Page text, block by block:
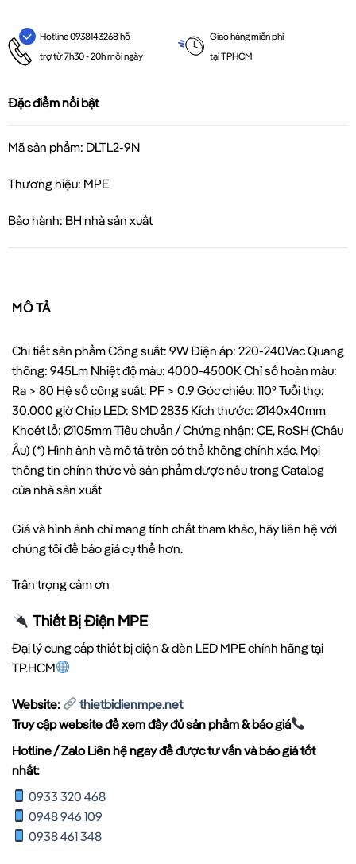
Hotline 0938143268 hỗ
trợ từ 7h30 - 20h mỗi ngày
Giao hàng miễn phí
tại TPHCM
Đặc điểm nổi bật
Mã sản phẩm: DLTL2-9N
Thương hiệu: MPE
Bảo hành: BH nhà sản xuất
MÔ TẢ
Chi tiết sản phẩm Công suất: 9W Điện áp: 220-240Vac Quang
thông: 945Lm Nhiệt độ màu: 4000-4500K Chỉ số hoàn màu:
Ra > 80 Hệ số công suất: PF > 0.9 Góc chiếu: 110⁰ Tuổi thọ:
30.000 giờ Chip LED: SMD 2835 Kích thước: Ø140x40mm
Khoét lổ: Ø105mm Tiêu chuẩn / Chứng nhận: CE, RoSH (Châu
Âu) (*) Hình ảnh và mô tả trên có thể không chính xác. Mọi
thông tin chính thức về sản phẩm được nêu trong Catalog
của nhà sản xuất
Giá và hình ảnh chỉ mang tính chất tham khảo, hãy liên hệ với
chúng tôi để báo giá cụ thể hơn.
Trân trọng cảm ơn
Thiết Bị Điện MPE
Đại lý cung cấp thiết bị điện & đèn LED MPE chính hãng tại
TP.HCM
Website:
thietbidienmpe.net
Truy cập website để xem đầy đủ sản phẩm & báo giá
Hotline / Zalo Liên hệ ngay để được tư vấn và báo giá tốt
nhất:
0933 320 468
0948 946 109
0938 461 348